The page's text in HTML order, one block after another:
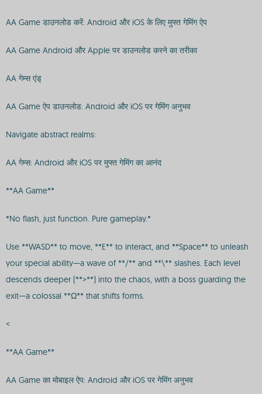
AA Game डाउनलोड करें: Android और iOS के लिए मुफ्त गेमिंग ऐप
AA Game Android और Apple पर डाउनलोड करने का तरीका
AA गेम्स एंड्
AA Game ऐप डाउनलोड: Android और iOS पर गेमिंग अनुभव
Navigate abstract realms:
AA गेम्स: Android और iOS पर मुफ्त गेमिंग का आनंद
**AA Game**
*No flash, just function. Pure gameplay.*
Use **WASD** to move, **E** to interact, and **Space** to unleash
your special ability—a wave of **/** and **\** slashes. Each level
descends deeper (**>**) into the chaos, with a boss guarding the
exit—a colossal **Ω** that shifts forms.
<
**AA Game**
AA Game का मोबाइल ऐप: Android और iOS पर गेमिंग अनुभव